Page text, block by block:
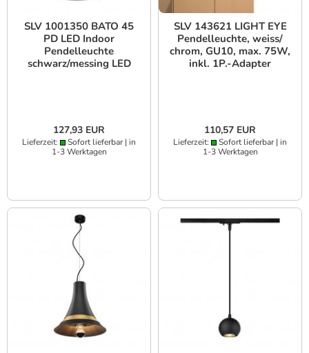
SLV 1001350 BATO 45
PD LED Indoor
Pendelleuchte
schwarz/messing LED
127,93 EUR
Lieferzeit:
Sofort lieferbar | in
1-3 Werktagen
SLV 143621 LIGHT EYE
Pendelleuchte, weiss/
chrom, GU10, max. 75W,
inkl. 1P.-Adapter
110,57 EUR
Lieferzeit:
Sofort lieferbar | in
1-3 Werktagen